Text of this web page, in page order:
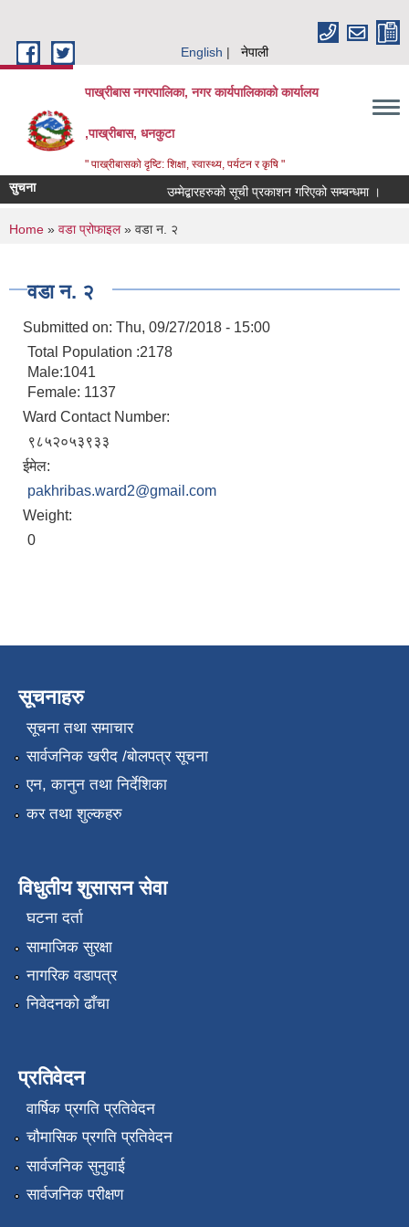
English नेपाली
पाख्रीबास नगरपालिका, नगर कार्यपालिकाको कार्यालय
,पाख्रीबास, धनकुटा
" पाख्रीबासको दृष्टि: शिक्षा, स्वास्थ्य, पर्यटन र कृषि "
सुचना उम्मेद्बारहरुको सूची प्रकाशन गरिएको सम्बन्धमा ।
You are here
Home » वडा प्रोफाइल» वडा न. २
वडा न. २
Submitted on: Thu, 09/27/2018 - 15:00
Total Population :2178
Male:1041
Female: 1137
Ward Contact Number:
९८५२०५३९३३
ईमेल:
pakhribas.ward2@gmail.com
Weight:
0
सूचनाहरु
सूचना तथा समाचार
सार्वजनिक खरीद /बोलपत्र सूचना
एन, कानुन तथा निर्देशिका
कर तथा शुल्कहरु
विधुतीय शुसासन सेवा
घटना दर्ता
सामाजिक सुरक्षा
नागरिक वडापत्र
निवेदनको ढाँचा
प्रतिवेदन
वार्षिक प्रगति प्रतिवेदन
चौमासिक प्रगति प्रतिवेदन
सार्वजनिक सुनुवाई
सार्वजनिक परीक्षण